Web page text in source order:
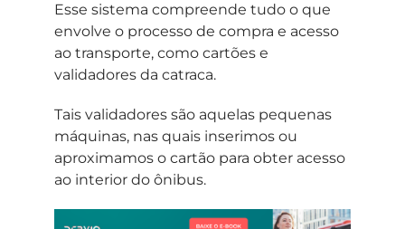
Esse sistema compreende tudo o que
envolve o processo de compra e acesso
ao transporte, como cartões e
validadores da catraca.
Tais validadores são aquelas pequenas
máquinas, nas quais inserimos ou
aproximamos o cartão para obter acesso
ao interior do ônibus.